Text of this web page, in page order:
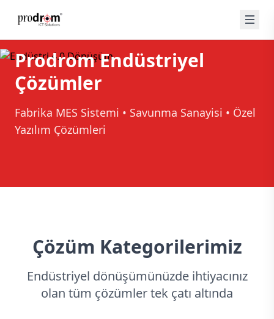
Prodrom Endüstriyel
Çözümler
Fabrika MES Sistemi • Savunma Sanayisi • Özel
Yazılım Çözümleri
Çözüm Kategorilerimiz
Endüstriyel dönüşümünüzde ihtiyacınız
olan tüm çözümler tek çatı altında